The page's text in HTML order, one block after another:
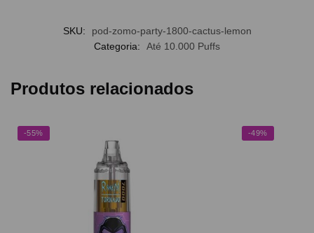
SKU:
pod-zomo-party-1800-cactus-lemon
Categoria:
Até 10.000 Puffs
Produtos relacionados
-55% -49%